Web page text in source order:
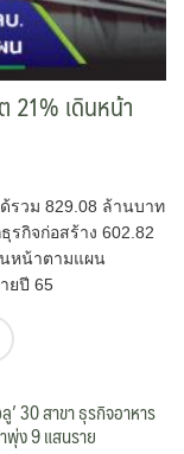
21% เดินหน้า
ด้รวม 829.08 ล้านบาท
รกิจก่อสร้าง 602.82
นหน้าตามแผน
ยปี 65
’ 30 สาขา ธุรกิจอาหาร
พุ่ง 9 แสนราย